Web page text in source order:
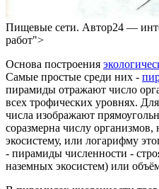
Пищевые сети. Автор24 —
работ">
Основа построения
Самые простые среди них -
пирамиды отражают число
всех трофических уровнях.
числа изображают
соразмерна числу
экосистему, или логарифму
- пирамиды численности -
наземных экосистем) или